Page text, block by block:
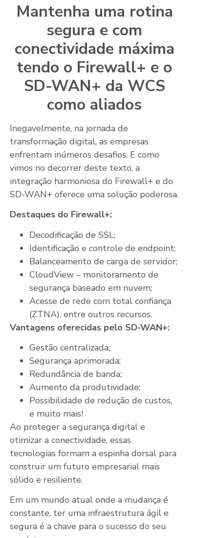
Mantenha uma rotina
segura e com
conectividade máxima
tendo o Firewall+ e o
SD-WAN+ da WCS
como aliados
Inegavelmente, na jornada de
transformação digital, as empresas
enfrentam inúmeros desafios. E como
vimos no decorrer deste texto, a
integração harmoniosa do Firewall+ e do
SD-WAN+ oferece uma solução poderosa.
Destaques do Firewall+:
Decodificação de SSL;
Identificação e controle de endpoint;
Balanceamento de carga de servidor;
CloudView – monitoramento de
segurança baseado em nuvem;
Acesse de rede com total confiança
(ZTNA), entre outros recursos.
Vantagens oferecidas pelo SD-WAN+:
Gestão centralizada;
Segurança aprimorada;
Redundância de banda;
Aumento da produtividade;
Possibilidade de redução de custos,
e muito mais!
Ao proteger a segurança digital e
otimizar a conectividade, essas
tecnologias formam a espinha dorsal para
construir um futuro empresarial mais
sólido e resiliente.
Em um mundo atual onde a mudança é
constante, ter uma infraestrutura ágil e
segura é a chave para o sucesso do seu